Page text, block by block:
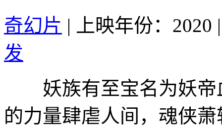
奇幻片 | 上映年份：2020 |
发
妖族有至宝名为妖帝
的力量肆虐人间，魂侠